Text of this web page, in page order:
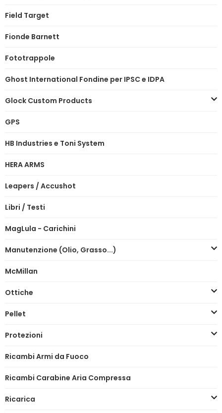
Field Target
Fionde Barnett
Fototrappole
Ghost International Fondine per IPSC e IDPA
Glock Custom Products
GPS
HB Industries e Toni System
HERA ARMS
Leapers / Accushot
Libri / Testi
MagLula - Carichini
Manutenzione (Olio, Grasso...)
McMillan
Ottiche
Pellet
Protezioni
Ricambi Armi da Fuoco
Ricambi Carabine Aria Compressa
Ricarica